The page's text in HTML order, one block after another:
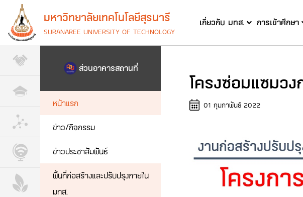
มหาวิทยาลัยเทคโนโลยีสุรนารี
SURANAREE UNIVERSITY OF TECHNOLOGY
เกี่ยวกับ มทส. การเข้าศึกษา
ส่วนอาคารสถานที่
หน้าแรก
ข่าว/กิจกรรม
ข่าวประชาสัมพันธ์
พื้นที่ก่อสร้างและปรับปรุงภายใน
มทส.
โครงซ่อมแซมว
01 กุมภาพันธ์ 2022